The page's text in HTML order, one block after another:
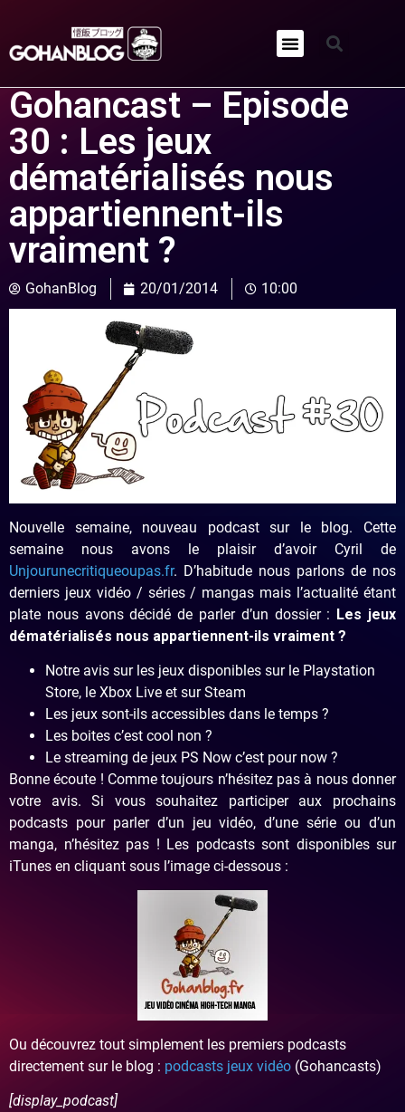
Gohancast – Episode
30 : Les jeux
dématérialisés nous
appartiennent-ils
vraiment ?
GohanBlog 20/01/2014 10:00
Nouvelle semaine, nouveau podcast sur le blog. Cette
semaine nous avons le plaisir d’avoir Cyril de
Unjourunecritiqueoupas.fr. D’habitude nous parlons de nos
derniers jeux vidéo / séries / mangas mais l’actualité étant
plate nous avons décidé de parler d’un dossier : Les jeux
dématérialisés nous appartiennent-ils vraiment ?
Notre avis sur les jeux disponibles sur le Playstation
Store, le Xbox Live et sur Steam
Les jeux sont-ils accessibles dans le temps ?
Les boites c’est cool non ?
Le streaming de jeux PS Now c’est pour now ?
Bonne écoute ! Comme toujours n’hésitez pas à nous donner
votre avis. Si vous souhaitez participer aux prochains
podcasts pour parler d’un jeu vidéo, d’une série ou d’un
manga, n’hésitez pas ! Les podcasts sont disponibles sur
iTunes en cliquant sous l’image ci-dessous :
Ou découvrez tout simplement les premiers podcasts
directement sur le blog : podcasts jeux vidéo (Gohancasts)
[display_podcast]